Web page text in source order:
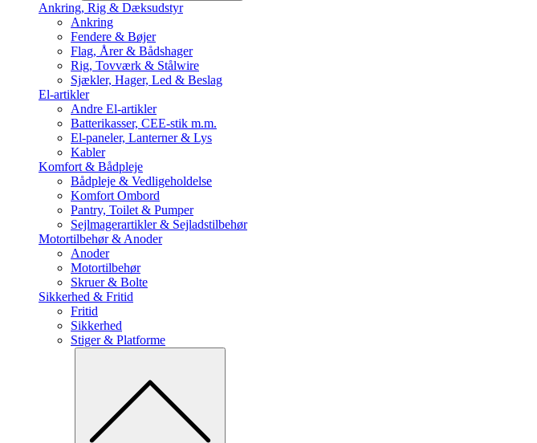
Ankring, Rig & Dæksudstyr
Ankring
Fendere & Bøjer
Flag, Årer & Bådshager
Rig, Tovværk & Stålwire
Sjækler, Hager, Led & Beslag
El-artikler
Andre El-artikler
Batterikasser, CEE-stik m.m.
El-paneler, Lanterner & Lys
Kabler
Komfort & Bådpleje
Bådpleje & Vedligeholdelse
Komfort Ombord
Pantry, Toilet & Pumper
Sejlmagerartikler & Sejladstilbehør
Motortilbehør & Anoder
Anoder
Motortilbehør
Skruer & Bolte
Sikkerhed & Fritid
Fritid
Sikkerhed
Stiger & Platforme